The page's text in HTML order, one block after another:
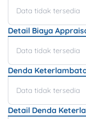
Data tidak tersedia
Detail Biaya
Data tidak tersedia
Denda
Data tidak tersedia
Detail Denda